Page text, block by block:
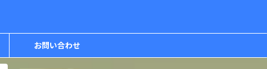
お問い合わせ